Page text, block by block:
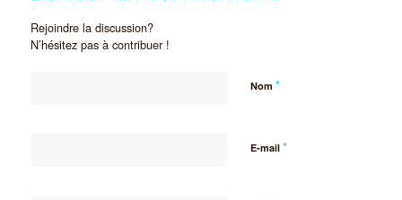
Rejoindre la discussion?
N’hésitez pas à contribuer !
Nom *
E-mail *